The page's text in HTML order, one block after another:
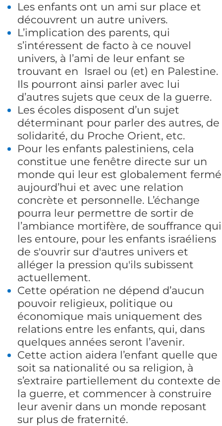
Les enfants ont un ami sur place et
découvrent un autre univers.
L’implication des parents, qui
s’intéressent de facto à ce nouvel
univers, à l’ami de leur enfant se
trouvant en Israel ou (et) en Palestine.
Ils pourront ainsi parler avec lui
d’autres sujets que ceux de la guerre.
Les écoles disposent d’un sujet
déterminant pour parler des autres, de
solidarité, du Proche Orient, etc.
Pour les enfants palestiniens, cela
constitue une fenêtre directe sur un
monde qui leur est globalement fermé
aujourd’hui et avec une relation
concrète et personnelle. L’échange
pourra leur permettre de sortir de
l’ambiance mortifère, de souffrance qui
les entoure, pour les enfants israéliens
de s'ouvrir sur d'autres univers et
alléger la pression qu'ils subissent
actuellement.
Cette opération ne dépend d’aucun
pouvoir religieux, politique ou
économique mais uniquement des
relations entre les enfants, qui, dans
quelques années seront l’avenir.
Cette action aidera l’enfant quelle que
soit sa nationalité ou sa religion, à
s’extraire partiellement du contexte de
la guerre, et commencer à construire
leur avenir dans un monde reposant
sur plus de fraternité.